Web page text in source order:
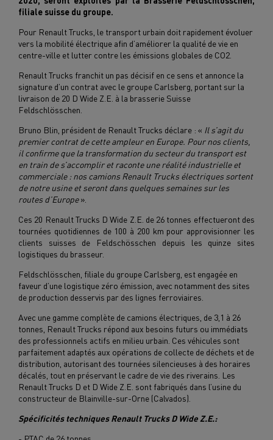
filiale suisse du groupe.
Pour Renault Trucks, le transport urbain doit rapidement évoluer
vers la mobilité électrique afin d’améliorer la qualité de vie en
centre-ville et lutter contre les émissions globales de CO2.
Renault Trucks franchit un pas décisif en ce sens et annonce la
signature d’un contrat avec le groupe Carlsberg, portant sur la
livraison de 20 D Wide Z.E. à la brasserie Suisse
Feldschlösschen.
Bruno Blin, président de Renault Trucks déclare : « Il s’agit du
premier contrat de cette ampleur en Europe. Pour nos clients,
il confirme que la transformation du secteur du transport est
en train de s’accomplir et raconte une réalité industrielle et
commerciale : nos camions Renault Trucks électriques sortent
de notre usine et seront dans quelques semaines sur les
routes d’Europe».
Ces 20 Renault Trucks D Wide Z.E. de 26 tonnes effectueront des
tournées quotidiennes de 100 à 200 km pour approvisionner les
clients suisses de Feldschösschen depuis les quinze sites
logistiques du brasseur.
Feldschlösschen, filiale du groupe Carlsberg, est engagée en
faveur d’une logistique zéro émission, avec notamment des sites
de production desservis par des lignes ferroviaires.
Avec une gamme complète de camions électriques, de 3,1 à 26
tonnes, Renault Trucks répond aux besoins futurs ou immédiats
des professionnels actifs en milieu urbain. Ces véhicules sont
parfaitement adaptés aux opérations de collecte de déchets et de
distribution, autorisant des tournées silencieuses à des horaires
décalés, tout en préservant le cadre de vie des riverains. Les
Renault Trucks D et D Wide Z.E. sont fabriqués dans l’usine du
constructeur de Blainville-sur-Orne (Calvados).
Spécificités techniques Renault Trucks D Wide Z.E.: